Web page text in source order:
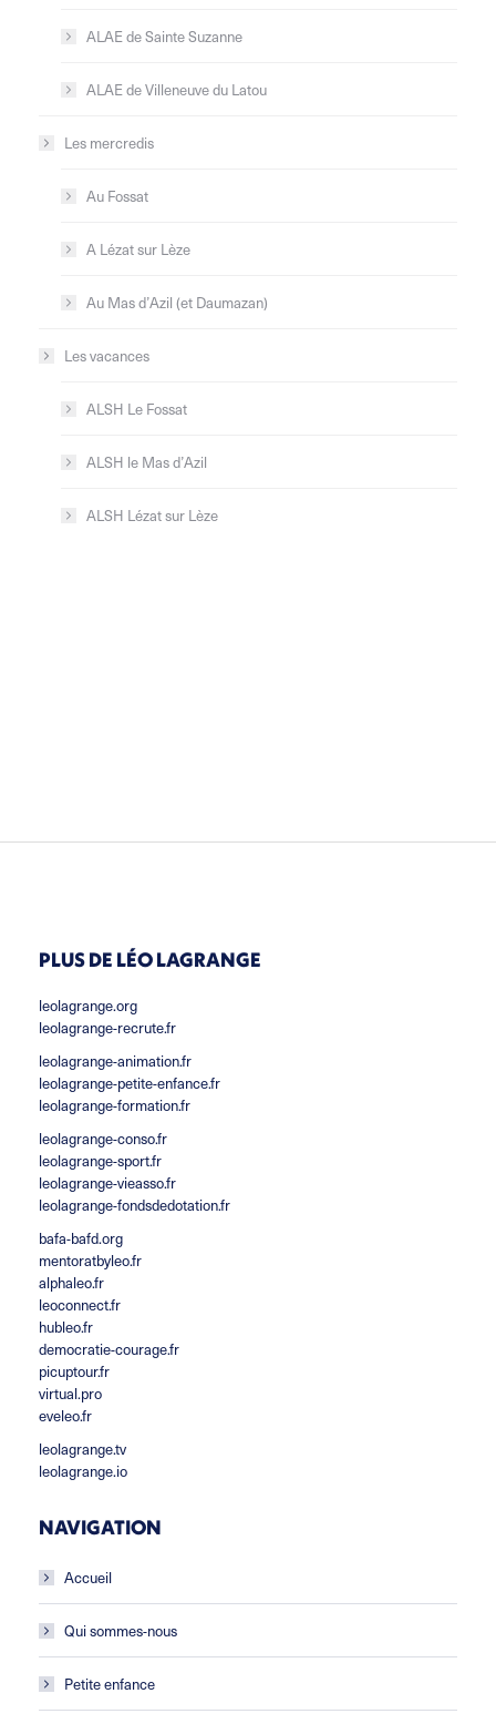
ALAE de Sainte Suzanne
ALAE de Villeneuve du Latou
Les mercredis
Au Fossat
A Lézat sur Lèze
Au Mas d’Azil (et Daumazan)
Les vacances
ALSH Le Fossat
ALSH le Mas d’Azil
ALSH Lézat sur Lèze
PLUS DE LÉO LAGRANGE
leolagrange.org
leolagrange-recrute.fr
leolagrange-animation.fr
leolagrange-petite-enfance.fr
leolagrange-formation.fr
leolagrange-conso.fr
leolagrange-sport.fr
leolagrange-vieasso.fr
leolagrange-fondsdedotation.fr
bafa-bafd.org
mentoratbyleo.fr
alphaleo.fr
leoconnect.fr
hubleo.fr
democratie-courage.fr
picuptour.fr
virtual.pro
eveleo.fr
leolagrange.tv
leolagrange.io
NAVIGATION
Accueil
Qui sommes-nous
Petite enfance